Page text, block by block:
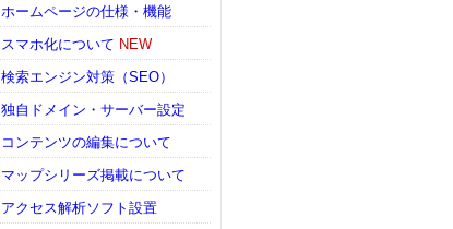
ホームページの仕様・機能
スマホ化について NEW
検索エンジン対策（SEO）
独自ドメイン・サーバー設定
コンテンツの編集について
マップシリーズ掲載について
アクセス解析ソフト設置